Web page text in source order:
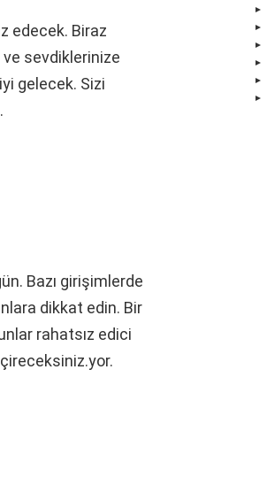
edecek. Biraz
ve sevdiklerinize
gelecek. Sizi
Bazı girişimlerde
dikkat edin. Bir
rahatsız edici